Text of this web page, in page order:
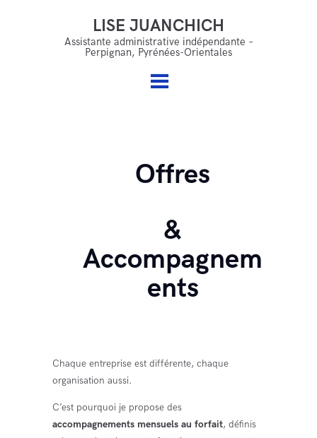
LISE JUANCHICH
Assistante administrative indépendante –
Perpignan, Pyrénées-Orientales
LISE JUANCHICH
Assistante administrative indépendante – Perpignan,
Accueil
Offres
&
Accompagnem
ents
Chaque entreprise est différente, chaque
organisation aussi.
C’est pourquoi je propose des
accompagnements mensuels au forfait, définis